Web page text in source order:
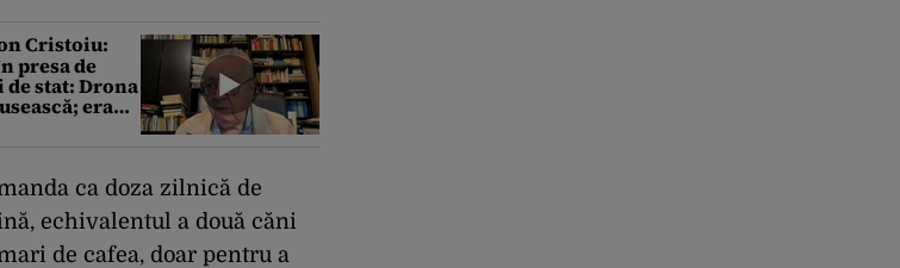
Cristoiu:
presa de
stat: Drona
era
ca doza zilnică de
echivalentul a două căni
de cafea, doar pentru a